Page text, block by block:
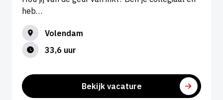
heb…
Volendam
33,6 uur
Bekijk vacature